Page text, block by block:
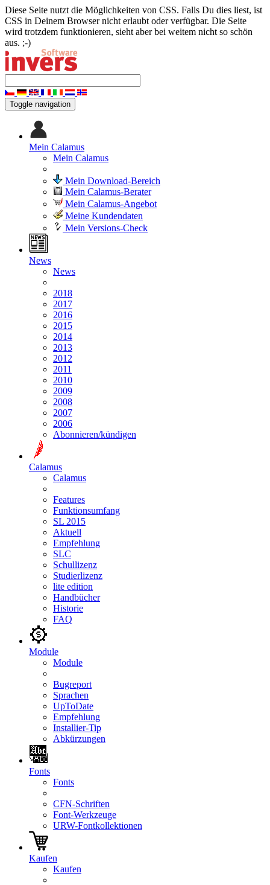
Diese Seite nutzt die Möglichkeiten von CSS. Falls Du dies liest, ist
CSS in Deinem Browser nicht erlaubt oder verfügbar. Die Seite
wird trotzdem funktionieren, sieht aber bei weitem nicht so schön
aus. ;-)
Toggle navigation
Mein Calamus
Mein Calamus
Mein Download-Bereich
Mein Calamus-Berater
Mein Calamus-Angebot
Meine Kundendaten
Mein Versions-Check
News
News
2018
2017
2016
2015
2014
2013
2012
2011
2010
2009
2008
2007
2006
Abonnieren/kündigen
Calamus
Calamus
Features
Funktionsumfang
SL 2015
Aktuell
Empfehlung
SLC
Schullizenz
Studierlizenz
lite edition
Handbücher
Historie
FAQ
Module
Module
Bugreport
Sprachen
UpToDate
Empfehlung
Installier-Tip
Abkürzungen
Fonts
Fonts
CFN-Schriften
Font-Werkzeuge
URW-Fontkollektionen
Kaufen
Kaufen